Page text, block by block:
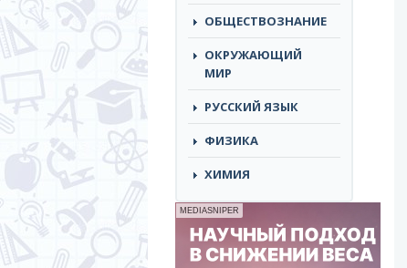
ОБЩЕСТВОЗНАНИЕ
ОКРУЖАЮЩИЙ
МИР
РУССКИЙ ЯЗЫК
ФИЗИКА
ХИМИЯ
MEDIASNIPER